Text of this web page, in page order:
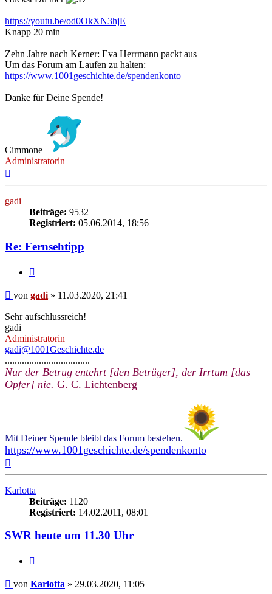
https://youtu.be/od0OkXN3hjE
Knapp 20 min
Zehn Jahre nach Kerner: Eva Herrmann packt aus
Um das Forum am Laufen zu halten:
https://www.1001geschichte.de/spendenkonto
Danke für Deine Spende!
Cimmone
Administratorin
gadi
Beiträge: 9532
Registriert: 05.06.2014, 18:56
Re: Fernsehtipp
Beitrag
von gadi » 11.03.2020, 21:41
Sehr aufschlussreich!
gadi
Administratorin
gadi@1001Geschichte.de
...................................
Nur der Betrug entehrt [den Betrüger], der Irrtum [das
Opfer] nie. G. C. Lichtenberg
Mit Deiner Spende bleibt das Forum bestehen.
https://www.1001geschichte.de/spendenkonto
Karlotta
Beiträge: 1120
Registriert: 14.02.2011, 08:01
SWR heute um 11.30 Uhr
Beitrag
von Karlotta » 29.03.2020, 11:05